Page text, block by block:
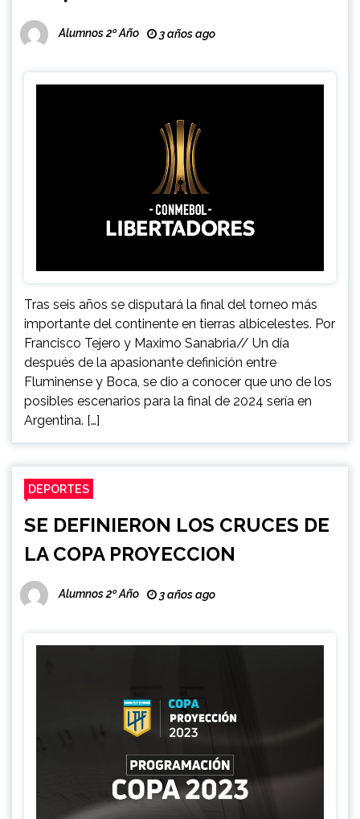
Alumnos 2º Año 3 años ago
Tras seis años se disputará la final del torneo más
importante del continente en tierras albicelestes. Por
Francisco Tejero y Maximo Sanabria// Un día
después de la apasionante definición entre
Fluminense y Boca, se dio a conocer que uno de los
posibles escenarios para la final de 2024 sería en
Argentina. […]
DEPORTES
SE DEFINIERON LOS CRUCES DE
LA COPA PROYECCION
Alumnos 2º Año 3 años ago